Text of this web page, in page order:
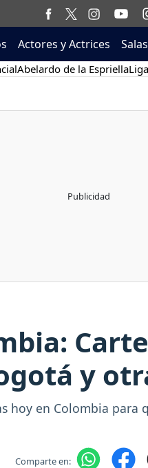
Actores y Actrices Salas
Abelardo de la Espriella
y
hoy en Colombia para
Comparte en: